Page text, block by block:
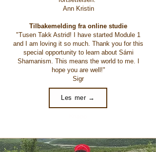
Ann Kristin
Tilbakemelding fra online studie
"Tusen Takk Astrid! I have started Module 1
and I am loving it so much. Thank you for this
special opportunity to learn about Sámi
Shamanism. This means the world to me. I
hope you are well!"
Sigr
Les mer →